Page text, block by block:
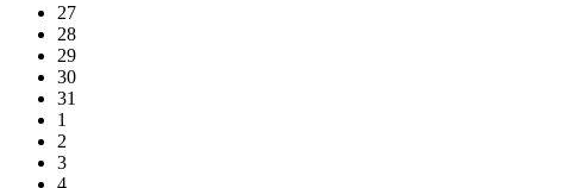
27
28
29
30
31
1
2
3
4